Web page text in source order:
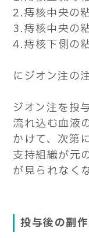
2.痔核中央の
3.痔核中央の
4.痔核下側の
にジオン注の
ジオン注を投
流れ込む血液
かけて、次第
支持組織が元
が見られなく
投与後の副